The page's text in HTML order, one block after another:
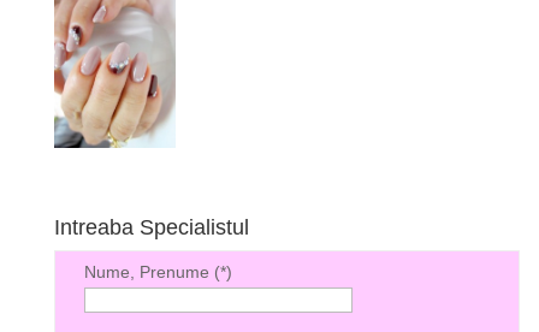
Intreaba Specialistul
Nume, Prenume (*)